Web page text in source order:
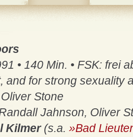
• 140 Min. • FSK: frei
and for strong sexuality
Oliver Stone
Jahnson, Oliver
Kilmer (s.a. »Bad